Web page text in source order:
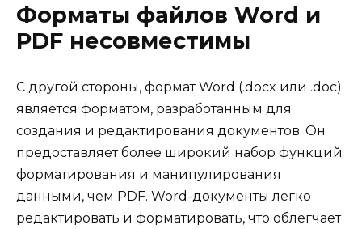
Форматы файлов Word и
PDF несовместимы
С другой стороны, формат Word (.docx или .doc)
является форматом, разработанным для
создания и редактирования документов. Он
предоставляет более широкий набор функций
форматирования и манипулирования
данными, чем PDF. Word-документы легко
редактировать и форматировать, что облегчает